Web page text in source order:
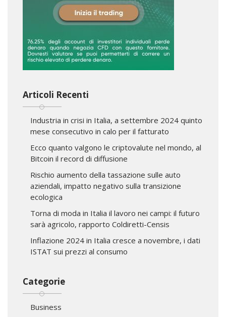
Articoli Recenti
Industria in crisi in Italia, a settembre 2024 quinto
mese consecutivo in calo per il fatturato
Ecco quanto valgono le criptovalute nel mondo, al
Bitcoin il record di diffusione
Rischio aumento della tassazione sulle auto
aziendali, impatto negativo sulla transizione
ecologica
Torna di moda in Italia il lavoro nei campi: il futuro
sarà agricolo, rapporto Coldiretti-Censis
Inflazione 2024 in Italia cresce a novembre, i dati
ISTAT sui prezzi al consumo
Categorie
Business